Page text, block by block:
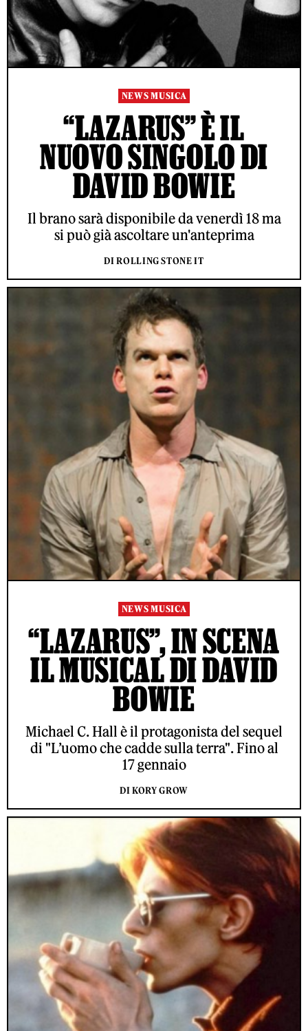
NEWS MUSICA
“LAZARUS” È IL
NUOVO SINGOLO DI
DAVID BOWIE
Il brano sarà disponibile da venerdì 18 ma
si può già ascoltare un'anteprima
DI ROLLING STONE IT
NEWS MUSICA
“LAZARUS”, IN SCENA
IL MUSICAL DI DAVID
BOWIE
Michael C. Hall è il protagonista del sequel
di "L’uomo che cadde sulla terra". Fino al
17 gennaio
DI KORY GROW